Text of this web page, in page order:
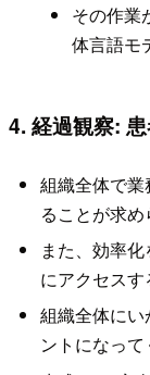
その作業
体言語モ
4. 経過観察:
組織全体で
ることが求め
また、効率
にアクセス
組織全体にい
ントになって